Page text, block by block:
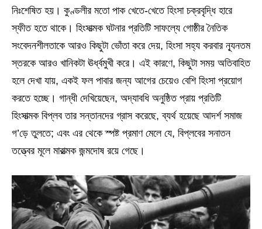
নিঃশেষিত হয়। কুণ্ডলীর মতো পাক খেতে-খেতে হিংসা চক্রবৃদ্ধি হারে
স্ফীত হতে থাকে। হিংসাত্মক ঘটনার প্রতিটি সাফল্যে গোষ্ঠীর নৈতিক
সংবেদনশীলতাকে আরও কিছুটা ভোঁতা করে দেয়, হিংসা সহ্য করবার ন্যূনতম
স্তরকে আরও খানিকটা ঊর্ধ্বমুখী করে। এই কারণে, কিছুটা সময় অতিবাহিত
হলে দেখা যায়, একই ফল পাবার জন্য আগের চেয়েও বেশি হিংসা প্রয়োগ
করতে হচ্ছে। গান্ধী দেখিয়েছেন, অদ্যাবধি অনুষ্ঠিত প্রায় প্রতিটি
হিংসাত্মক বিপ্লব তার সন্তানদের গ্রাস করেছে, ব্যর্থ হয়েছে আদর্শ সমাজ
গ’ড়ে তুলতে; এবং এর থেকে স্পষ্ট প্রমাণ মেলে যে, বিপ্লবের সনাতন
তত্ত্বের মূলে মারাত্মক জন্মদোষ রয়ে গেছে।